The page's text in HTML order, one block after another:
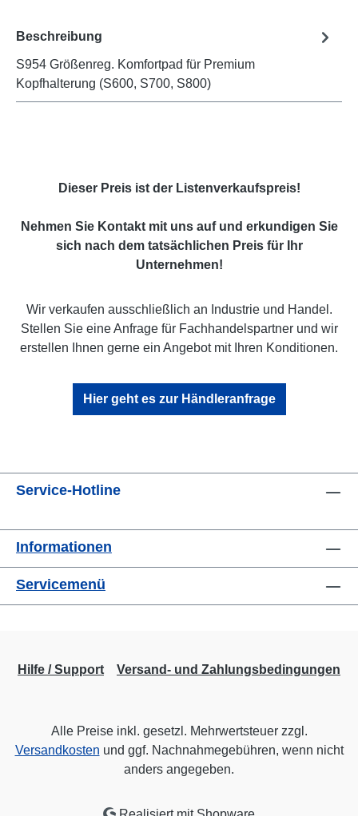
Beschreibung
S954 Größenreg. Komfortpad für Premium
Kopfhalterung (S600, S700, S800)
Dieser Preis ist der Listenverkaufspreis!
Nehmen Sie Kontakt mit uns auf und erkundigen Sie
sich nach dem tatsächlichen Preis für Ihr
Unternehmen!
Wir verkaufen ausschließlich an Industrie und Handel.
Stellen Sie eine Anfrage für Fachhandelspartner und wir
erstellen Ihnen gerne ein Angebot mit Ihren Konditionen.
Hier geht es zur Händleranfrage
Service-Hotline
Informationen
Servicemenü
Hilfe / Support Versand- und Zahlungsbedingungen
Alle Preise inkl. gesetzl. Mehrwertsteuer zzgl.
Versandkosten und ggf. Nachnahmegebühren, wenn nicht
anders angegeben.